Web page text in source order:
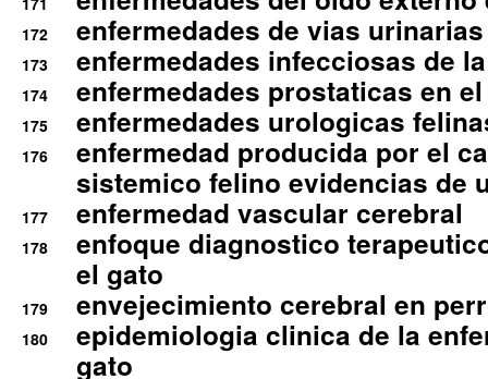
172 enfermedades de vias
173 enfermedades infecciosas de
174 enfermedades prostaticas en
175 enfermedades urologicas
176
enfermedad producida por el
sistemico felino evidencias de
177 enfermedad vascular cerebral
178
enfoque diagnostico
el gato
179 envejecimiento cerebral en
180
epidemiologia clinica de la
gato